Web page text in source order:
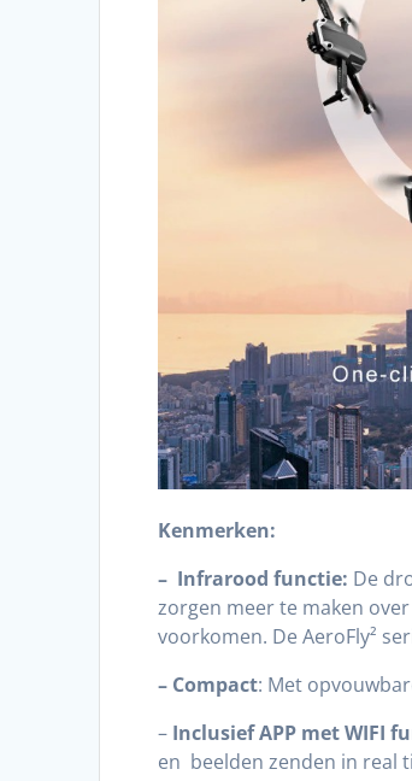
Kenmerken:
– Infrarood functie: De
zorgen meer te maken
voorkomen. De AeroFly²
– Compact: Met
– Inclusief APP met WIFI
en beelden zenden in real